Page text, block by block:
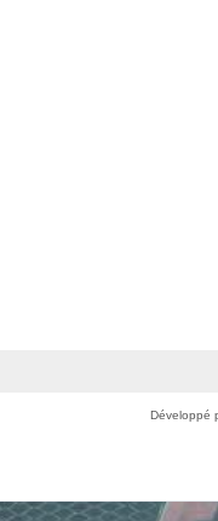
Développé